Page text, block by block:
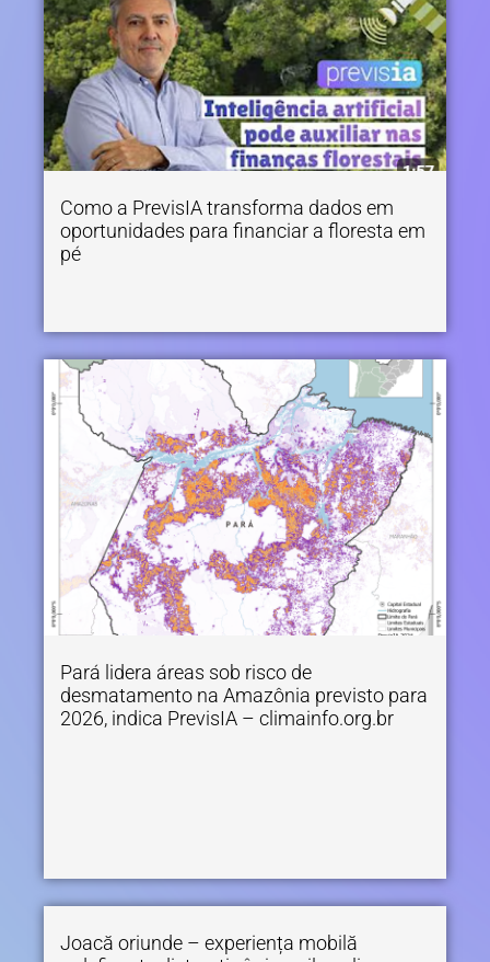
Como a PrevisIA transforma dados em
oportunidades para financiar a floresta em
pé
Pará lidera áreas sob risco de
desmatamento na Amazônia previsto para
2026, indica PrevisIA – climainfo.org.br
Joacă oriunde – experiența mobilă